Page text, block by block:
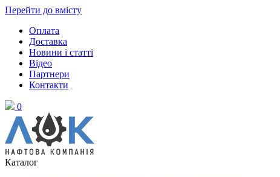
Перейти до вмісту
Оплата
Доставка
Новини і статті
Відео
Партнери
Контакти
0
Каталог